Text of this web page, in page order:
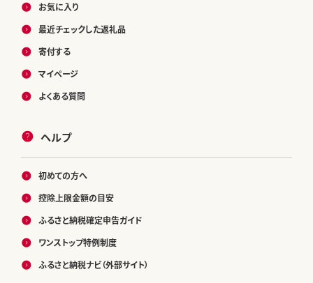
お気に入り
最近チェックした返礼品
寄付する
マイページ
よくある質問
ヘルプ
初めての方へ
控除上限金額の目安
ふるさと納税確定申告ガイド
ワンストップ特例制度
ふるさと納税ナビ（外部サイト）